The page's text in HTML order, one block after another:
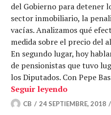
del Gobierno para detener
sector inmobiliario, la
vacías. Analizamos qué
medida sobre el precio del
En segundo lugar, hoy
de pensionistas que tuvo
los Diputados. Con Pepe
Seguir leyendo¿Bajará el
CB 24 SEPTIEMBRE, 2018